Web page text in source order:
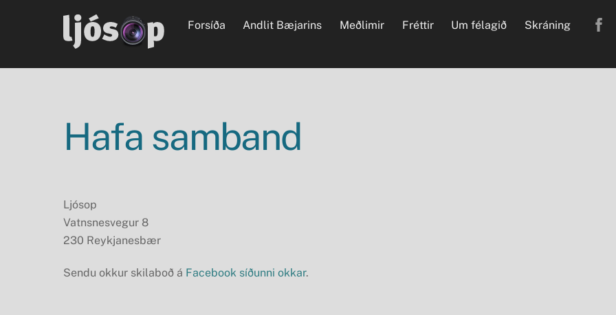
Forsíða Andlit Bæjarins Meðlimir Fréttir Um félagið Skráning
Hafa samband
Ljósop
Vatnsnesvegur 8
230 Reykjanesbær
Sendu okkur skilaboð á Facebook síðunni okkar.